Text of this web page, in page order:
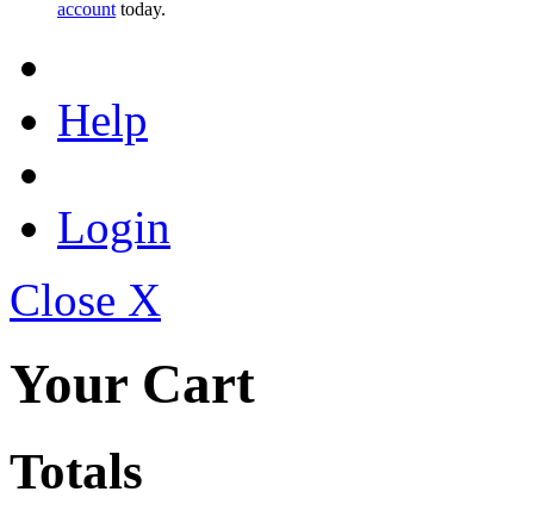
account today.
Help
Login
Close X
Your Cart
Totals